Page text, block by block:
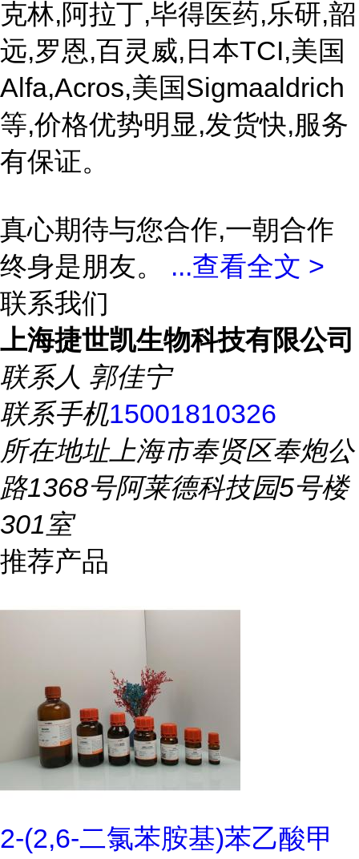
克林,阿拉丁,毕得医药,乐研,韶
远,罗恩,百灵威,日本TCI,美国
Alfa,Acros,美国Sigmaaldrich
等,价格优势明显,发货快,服务
有保证。
真心期待与您合作,一朝合作
终身是朋友。 ...查看全文 >
联系我们
上海捷世凯生物科技有限公司
联系人 郭佳宁
联系手机15001810326
所在地址上海市奉贤区奉炮公
路1368号阿莱德科技园5号楼
301室
推荐产品
2-(2,6-二氯苯胺基)苯乙酸甲